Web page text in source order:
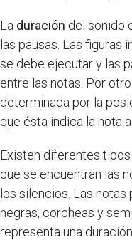
La duración del sonido
las pausas. Las figuras
se debe ejecutar y las
entre las notas. Por
determinada por la
que ésta indica la nota
Existen diferentes
que se encuentran las
los silencios. Las notas
negras, corcheas y
representa una